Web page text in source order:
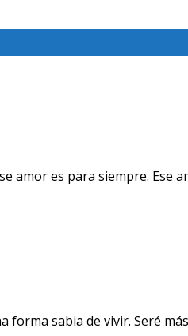
amor es para siempre. Ese
sabia de vivir. Seré